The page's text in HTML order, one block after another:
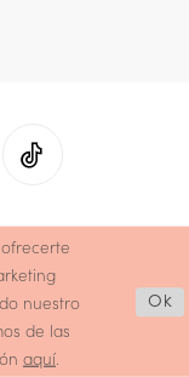
nuestro
de las
aquí
Ok